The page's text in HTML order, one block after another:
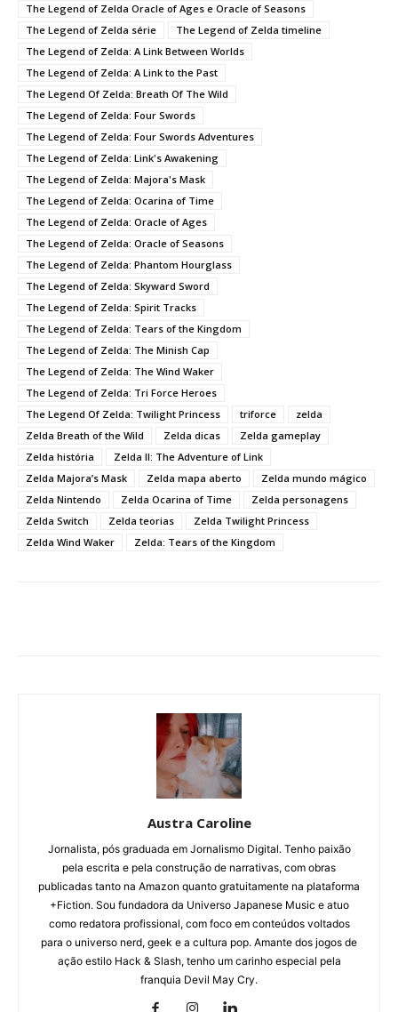
The Legend of Zelda Oracle of Ages e Oracle of Seasons
The Legend of Zelda série
The Legend of Zelda timeline
The Legend of Zelda: A Link Between Worlds
The Legend of Zelda: A Link to the Past
The Legend Of Zelda: Breath Of The Wild
The Legend of Zelda: Four Swords
The Legend of Zelda: Four Swords Adventures
The Legend of Zelda: Link's Awakening
The Legend of Zelda: Majora's Mask
The Legend of Zelda: Ocarina of Time
The Legend of Zelda: Oracle of Ages
The Legend of Zelda: Oracle of Seasons
The Legend of Zelda: Phantom Hourglass
The Legend of Zelda: Skyward Sword
The Legend of Zelda: Spirit Tracks
The Legend of Zelda: Tears of the Kingdom
The Legend of Zelda: The Minish Cap
The Legend of Zelda: The Wind Waker
The Legend of Zelda: Tri Force Heroes
The Legend Of Zelda: Twilight Princess
triforce
zelda
Zelda Breath of the Wild
Zelda dicas
Zelda gameplay
Zelda história
Zelda II: The Adventure of Link
Zelda Majora’s Mask
Zelda mapa aberto
Zelda mundo mágico
Zelda Nintendo
Zelda Ocarina of Time
Zelda personagens
Zelda Switch
Zelda teorias
Zelda Twilight Princess
Zelda Wind Waker
Zelda: Tears of the Kingdom
Austra Caroline
Jornalista, pós graduada em Jornalismo Digital. Tenho paixão
pela escrita e pela construção de narrativas, com obras
publicadas tanto na Amazon quanto gratuitamente na plataforma
+Fiction. Sou fundadora da Universo Japanese Music e atuo
como redatora profissional, com foco em conteúdos voltados
para o universo nerd, geek e a cultura pop. Amante dos jogos de
ação estilo Hack & Slash, tenho um carinho especial pela
franquia Devil May Cry.